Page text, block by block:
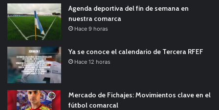
Agenda deportiva del fin de semana en
nuestra comarca
Hace 9 horas
Ya se conoce el calendario de Tercera RFEF
Hace 12 horas
Mercado de Fichajes: Movimientos clave en el
fútbol comarcal